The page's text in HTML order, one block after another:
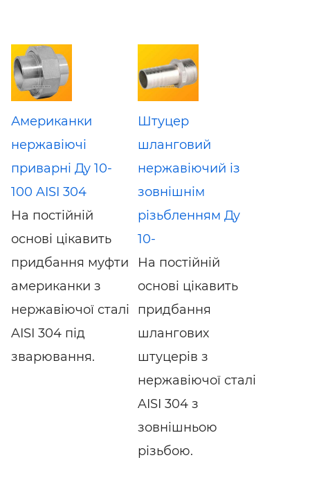
Американки
нержавіючі
приварні Ду 10-
100 AISI 304
На постійній
основі цікавить
придбання муфти
американки з
нержавіючої сталі
AISI 304 під
зварювання.
Штуцер
шланговий
нержавіючий із
зовнішнім
різьбленням Ду
10-
На постійній
основі цікавить
придбання
шлангових
штуцерів з
нержавіючої сталі
AISI 304 з
зовнішньою
різьбою.